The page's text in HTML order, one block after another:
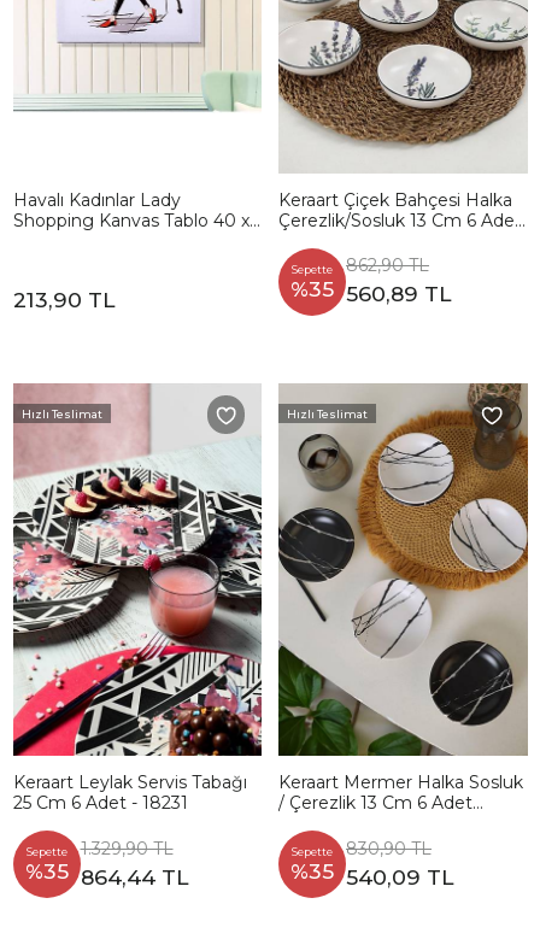
Havalı Kadınlar Lady
Shopping Kanvas Tablo 40 x
213,90 TL
Keraart Çiçek Bahçesi Halka
Çerezlik/Sosluk 13 Cm 6 Adet
Sepette
%35
862,90 TL
560,89 TL
Hızlı Teslimat
Keraart Leylak Servis Tabağı
25 Cm 6 Adet - 18231
Sepette
%35
1.329,90 TL
864,44 TL
Hızlı Teslimat
Keraart Mermer Halka Sosluk
/ Çerezlik 13 Cm 6 Adet
Sepette
%35
830,90 TL
540,09 TL